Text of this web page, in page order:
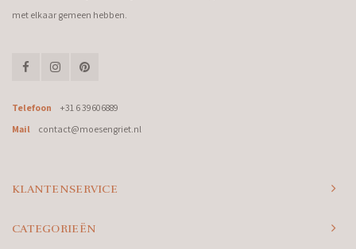
met elkaar gemeen hebben.
Telefoon
+31 6 39606889
Mail
contact@moesengriet.nl
KLANTENSERVICE
CATEGORIEËN